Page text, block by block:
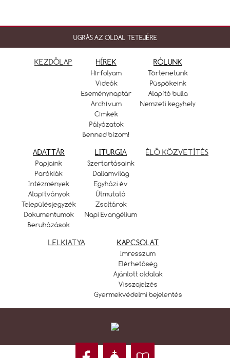
UGRÁS AZ OLDAL TETEJÉRE
KEZDŐLAP HÍREK
Hírfolyam
Videók
Eseménynaptár
Archívum
Címkék
Pályázatok
Benned bízom!
RÓLUNK
Történetünk
Püspökeink
Alapító bulla
Nemzeti kegyhely
ADATTÁR
Papjaink
Parókiák
Intézmények
Alapítványok
Településjegyzék
Dokumentumok
Beruházások
LITURGIA
Szertartásaink
Dallamvilág
Egyházi év
Útmutató
Zsoltárok
Napi Evangélium
ÉLŐ KÖZVETÍTÉS
LELKIATYA KAPCSOLAT
Imresszum
Elérhetőség
Ajánlott oldalak
Visszajelzés
Gyermekvédelmi bejelentés